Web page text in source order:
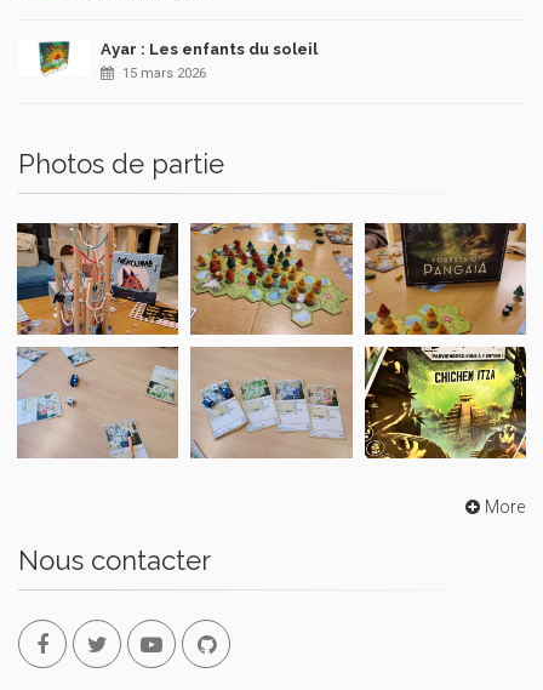
Ayar : Les enfants du soleil
15 mars 2026
Photos de partie
More
Nous contacter